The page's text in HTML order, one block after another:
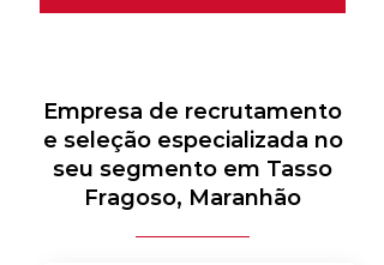
Empresa de recrutamento
e seleção especializada no
seu segmento em Tasso
Fragoso, Maranhão